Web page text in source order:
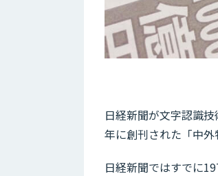
日経新聞が文字認識
年に創刊された「中外
日経新聞ではすでに